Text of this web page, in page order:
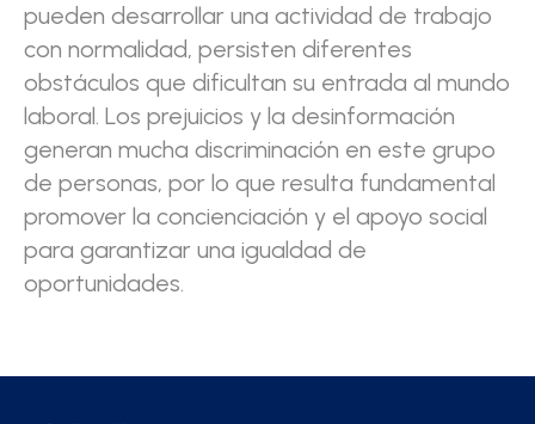
pueden desarrollar una actividad de trabajo
con normalidad, persisten diferentes
obstáculos que dificultan su entrada al mundo
laboral. Los prejuicios y la desinformación
generan mucha discriminación en este grupo
de personas, por lo que resulta fundamental
promover la concienciación y el apoyo social
para garantizar una igualdad de
oportunidades.